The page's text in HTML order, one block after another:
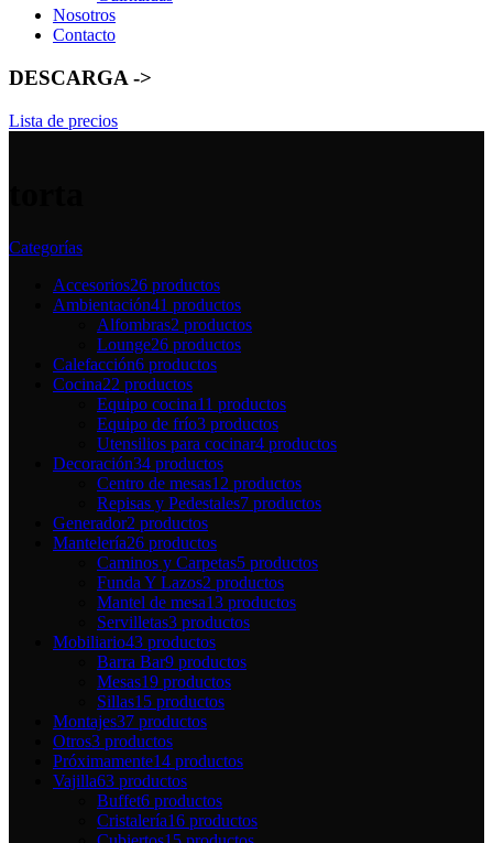
Nosotros
Contacto
DESCARGA ->
Lista de precios
Categorías
Accesorios26 productos
Ambientación41 productos
Alfombras2 productos
Lounge26 productos
Calefacción6 productos
Cocina22 productos
Equipo cocina11 productos
Equipo de frío3 productos
Utensilios para cocinar4 productos
Decoración34 productos
Centro de mesas12 productos
Repisas y Pedestales7 productos
Generador2 productos
Mantelería26 productos
Caminos y Carpetas5 productos
Funda Y Lazos2 productos
Mantel de mesa13 productos
Servilletas3 productos
Mobiliario43 productos
Barra Bar9 productos
Mesas19 productos
Sillas15 productos
Montajes37 productos
Otros3 productos
Próximamente14 productos
Vajilla63 productos
Buffet6 productos
Cristalería16 productos